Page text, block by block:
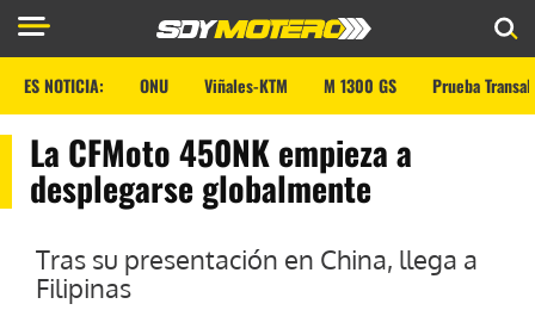
ES NOTICIA: ONU Viñales-KTM M 1300 GS Prueba
La CFMoto 450NK empieza a
desplegarse globalmente
Tras su presentación en China, llega a
Filipinas